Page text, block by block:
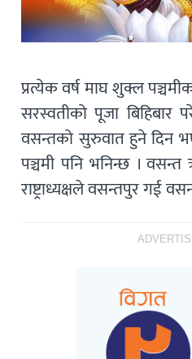
प्रत्येक वर्ष माघ शुक्ल
सरस्वतीको पूजा
वसन्तको सुरुवात हुने दिन
पञ्चमी पनि भनिन्छ ।
राष्ट्राध्यक्षले वसन्तपुर गई